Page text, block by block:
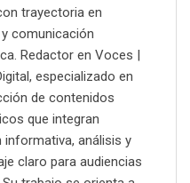
trayectoria en
comunicación
Redactor en Voces |
especializado en
de contenidos
que integran
informativa, análisis y
claro para audiencias